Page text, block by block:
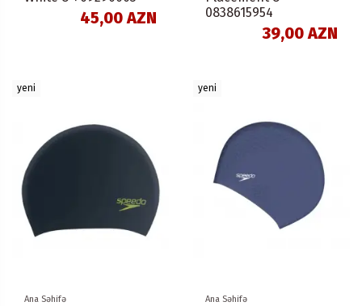
45,00 AZN
0838615954
39,00 AZN
yeni
Ana Səhifə
yeni
Ana Səhifə